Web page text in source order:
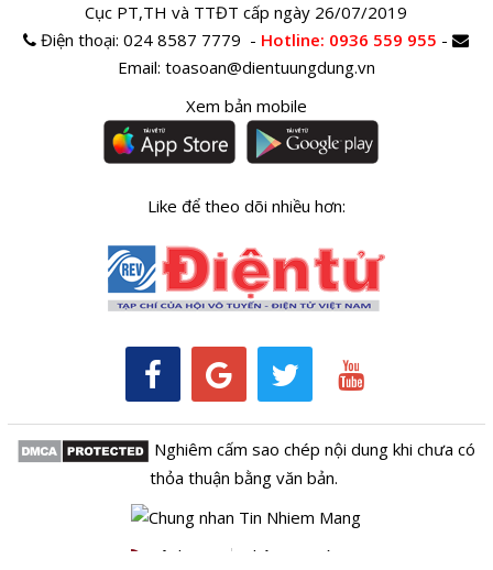
Cục PT,TH và TTĐT cấp ngày 26/07/2019
Điện thoại:024 8587 7779 - Hotline: 0936 559 955 -
Email: toasoan@dientuungdung.vn
Xem bản mobile
Like để theo dõi nhiều hơn:
Nghiêm cấm sao chép nội dung khi chưa có
thỏa thuận bằng văn bản.
Kênh RSS Thông tin tòa soạn